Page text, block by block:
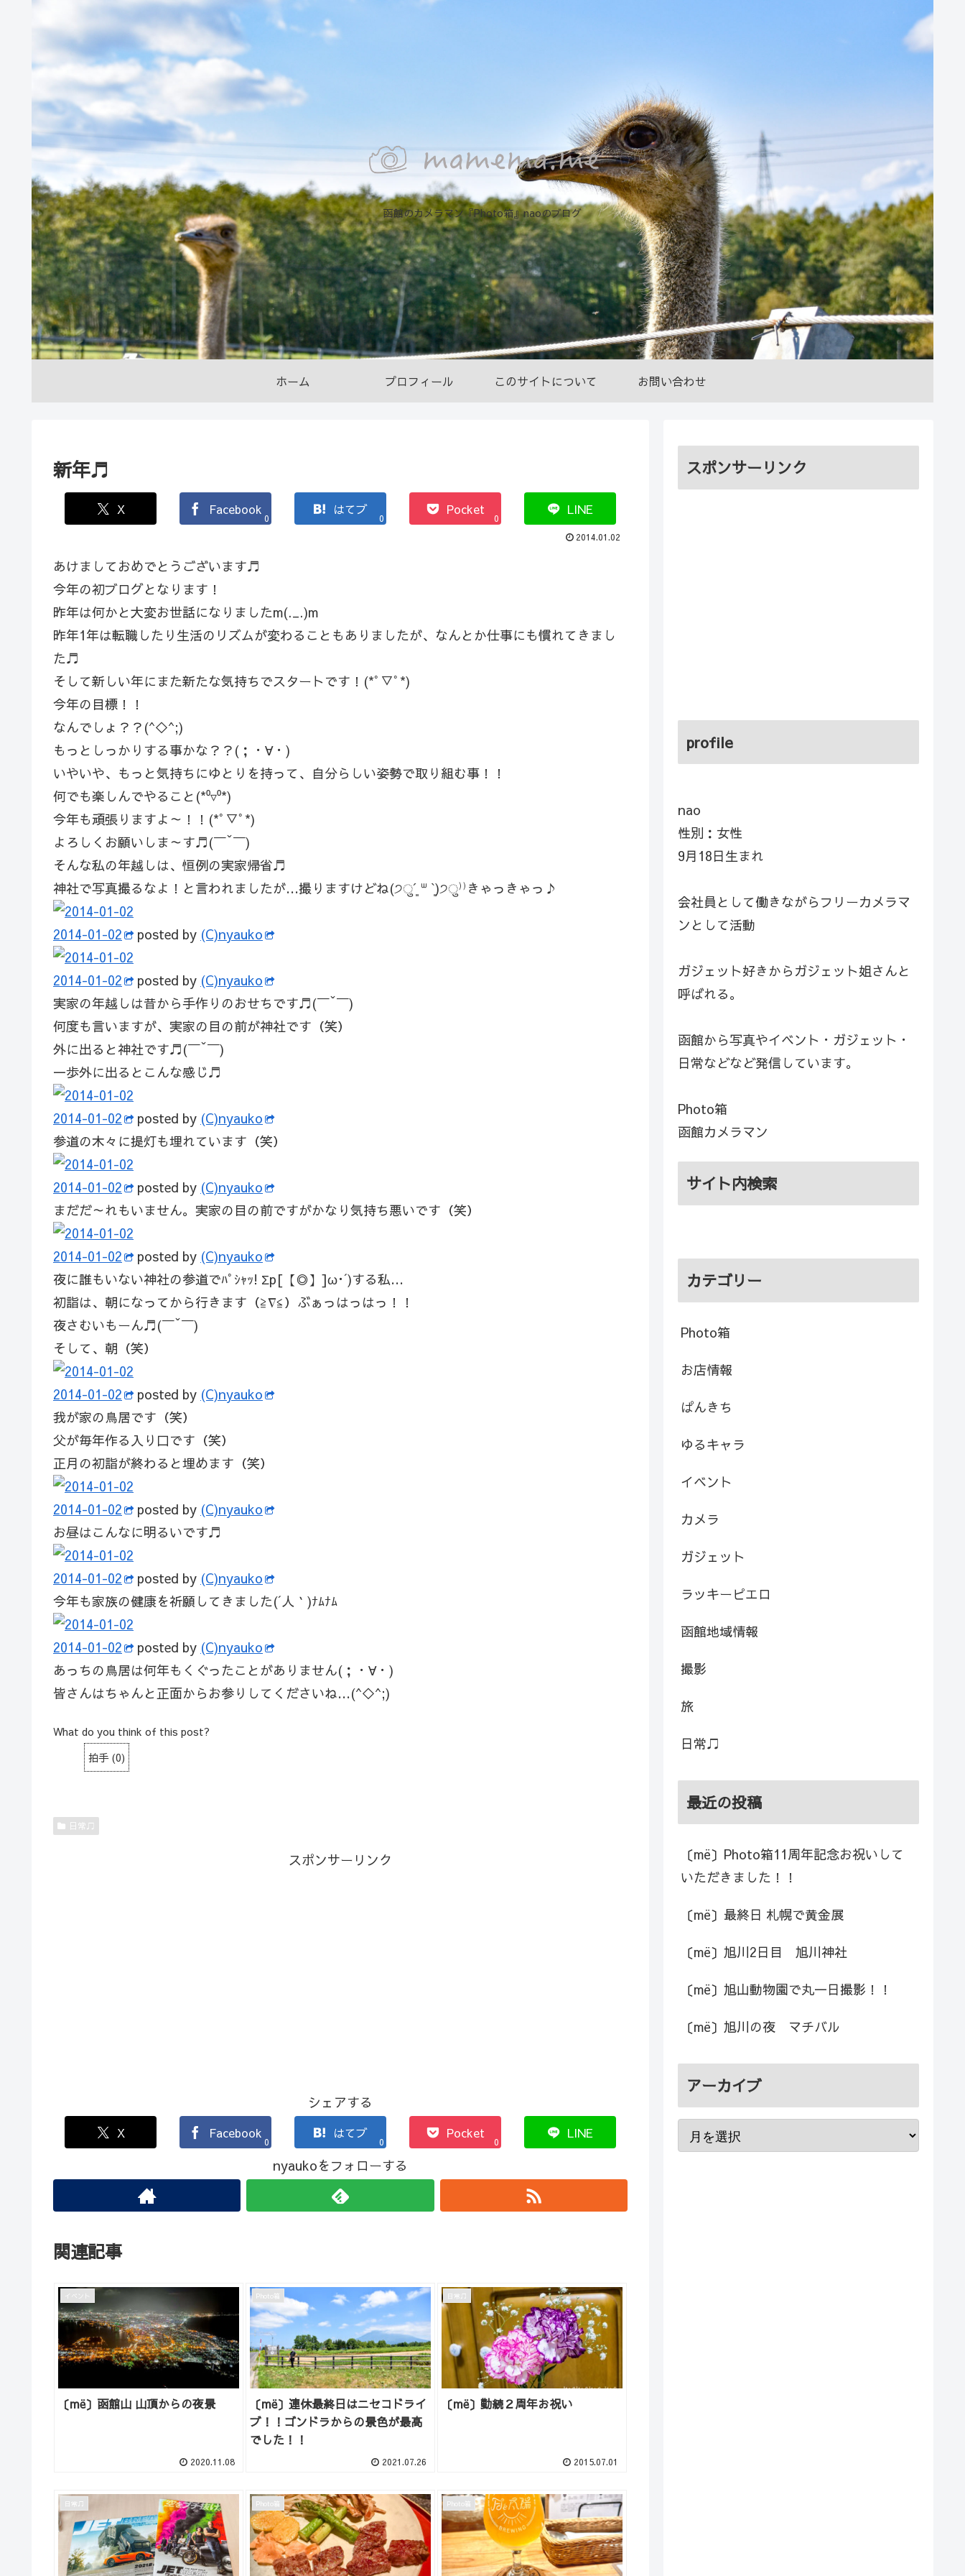
函館のカメラマン『Photo箱』naoのブログ
ホーム プロフィール このサイトについて お問い合わせ
新年♬
X Facebook
0
はてブ
0
Pocket
0
LINE
2014.01.02
あけましておめでとうございます♬
今年の初ブログとなります！
昨年は何かと大変お世話になりましたm(._.)m
昨年1年は転職したり生活のリズムが変わることもありましたが、なんとか仕事にも慣れてきまし
た♬
そして新しい年にまた新たな気持ちでスタートです！(*ﾟ▽ﾟ*)
今年の目標！！
なんでしょ？？(^◇^;)
もっとしっかりする事かな？？(；・∀・)
いやいや、もっと気持ちにゆとりを持って、自分らしい姿勢で取り組む事！！
何でも楽しんでやること(*⁰▿⁰*)
今年も頑張りますよ～！！(*ﾟ▽ﾟ*)
よろしくお願いしま～す♬(￣ˇ￣)
そんな私の年越しは、恒例の実家帰省♬
神社で写真撮るなよ！と言われましたが…撮りますけどね(੭ु´͈ ᐜ `͈)੭ु⁾⁾きゃっきゃっ♪
2014-01-02 posted by (C)nyauko
2014-01-02 posted by (C)nyauko
実家の年越しは昔から手作りのおせちです♬(￣ˇ￣)
何度も言いますが、実家の目の前が神社です（笑）
外に出ると神社です♬(￣ˇ￣)
一歩外に出るとこんな感じ♬
2014-01-02 posted by (C)nyauko
参道の木々に提灯も埋れています（笑）
2014-01-02 posted by (C)nyauko
まだだ～れもいません。実家の目の前ですがかなり気持ち悪いです（笑）
2014-01-02 posted by (C)nyauko
夜に誰もいない神社の参道でﾊﾟｼｬｯ! Σp[【◎】]ω･´)する私…
初詣は、朝になってから行きます（≧∇≦）ぶぁっはっはっ！！
夜さむいもーん♬(￣ˇ￣)
そして、朝（笑）
2014-01-02 posted by (C)nyauko
我が家の鳥居です（笑）
父が毎年作る入り口です（笑）
正月の初詣が終わると埋めます（笑）
2014-01-02 posted by (C)nyauko
お昼はこんなに明るいです♬
2014-01-02 posted by (C)nyauko
今年も家族の健康を祈願してきました(´人｀)ﾅﾑﾅﾑ
2014-01-02 posted by (C)nyauko
あっちの鳥居は何年もくぐったことがありません(；・∀・)
皆さんはちゃんと正面からお参りしてくださいね…(^◇^;)
What do you think of this post?
拍手 (0)
日常♫
スポンサーリンク
シェアする
X Facebook
0
はてブ
0
Pocket
0
LINE
nyaukoをフォローする
関連記事
イベント
〔më〕函館山 山頂からの夜景
2020.11.08
Photo箱
〔më〕連休最終日はニセコドライ
ブ！！ゴンドラからの景色が最高
でした！！
2021.07.26
日常♫
〔më〕勤続２周年お祝い
2015.07.01
日常♫ Photo箱 Photo箱
スポンサーリンク
profile
nao
性別：女性
9月18日生まれ
会社員として働きながらフリーカメラマ
ンとして活動
ガジェット好きからガジェット姐さんと
呼ばれる。
函館から写真やイベント・ガジェット・
日常などなど発信しています。
Photo箱
函館カメラマン
サイト内検索
カテゴリー
Photo箱
お店情報
ぱんきち
ゆるキャラ
イベント
カメラ
ガジェット
ラッキーピエロ
函館地域情報
撮影
旅
日常♫
最近の投稿
〔më〕Photo箱11周年記念お祝いして
いただきました！！
〔më〕最終日 札幌で黄金展
〔më〕旭川2日目 旭川神社
〔më〕旭山動物園で丸一日撮影！！
〔më〕旭川の夜 マチバル
アーカイブ